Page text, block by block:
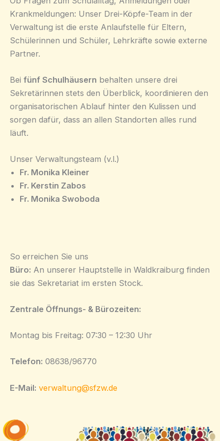
Krankmeldungen: Unser Drei-Köpfe-Team in der
Verwaltung ist die erste Anlaufstelle für Eltern,
Schülerinnen und Schüler, Lehrkräfte sowie externe
Partner.
Bei fünf Schulhäusern behalten unsere drei
Sekretärinnen stets den Überblick, koordinieren den
organisatorischen Ablauf hinter den Kulissen und
sorgen dafür, dass an allen Standorten alles rund
läuft.
Unser Verwaltungsteam (v.l.)
Fr. Monika Kleiner
Fr. Kerstin Zabos
Fr. Monika Swoboda
So erreichen Sie uns
Büro: An unserer Hauptstelle in Waldkraiburg finden
sie das Sekretariat im ersten Stock.
Zentrale Öffnungs- & Bürozeiten:
Montag bis Freitag: 07:30 – 12:30 Uhr
Telefon: 08638/96770
E-Mail: verwaltung@sfzw.de